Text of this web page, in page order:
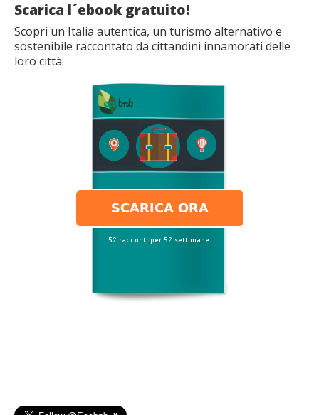
Scarica l´ebook gratuito!
Scopri un'Italia autentica, un turismo alternativo e
sostenibile raccontato da cittandini innamorati delle
loro città.